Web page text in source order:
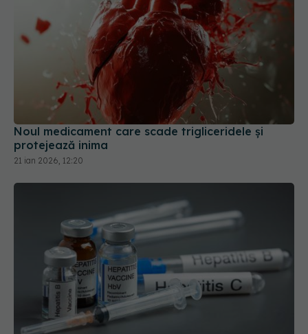
Noul medicament care scade trigliceridele și
protejează inima
21 ian 2026, 12:20